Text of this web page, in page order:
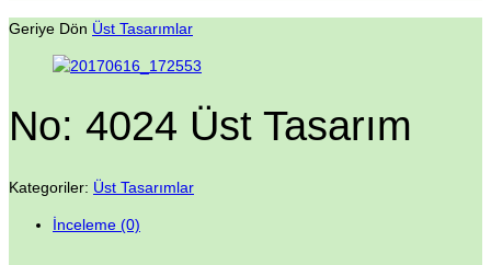
Geriye Dön Üst Tasarımlar
No: 4024 Üst Tasarım
Kategoriler: Üst Tasarımlar
İnceleme (0)